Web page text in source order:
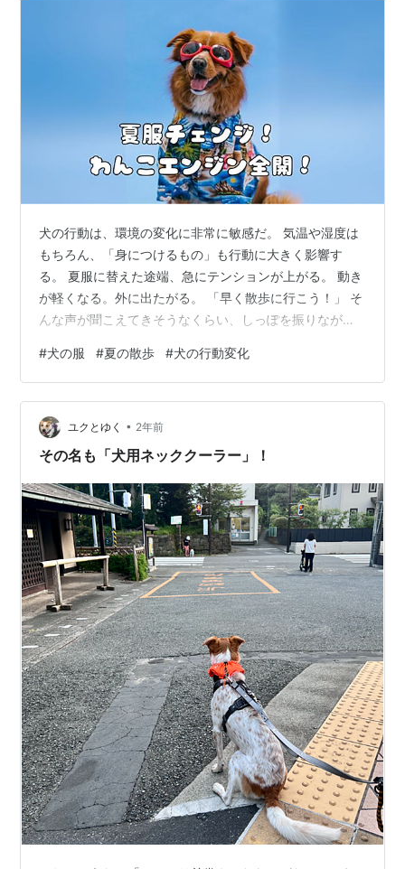
犬の行動は、環境の変化に非常に敏感だ。 気温や湿度は
もちろん、「身につけるもの」も行動に大きく影響す
る。 夏服に替えた途端、急にテンションが上がる。 動き
が軽くなる。外に出たがる。 「早く散歩に行こう！」 そ
んな声が聞こえてきそうなくらい、しっぽを振りながら
わるのかと驚かされる。 これは偶然ではない。 冬服や厚
手の服は、保温性は高いが動きを制限する。 特に被毛の
多い犬種では、暖かい季節になると熱がこもりやすく、
少し歩いただけでも疲れやすくなることがある。 一方、
夏服は軽く、熱がこもりにくい。 通気性の良い素材な
#犬の服 #夏の散歩 #犬の行動変化
ユクとゆく • 2年前
その名も「犬用ネッククーラー」！